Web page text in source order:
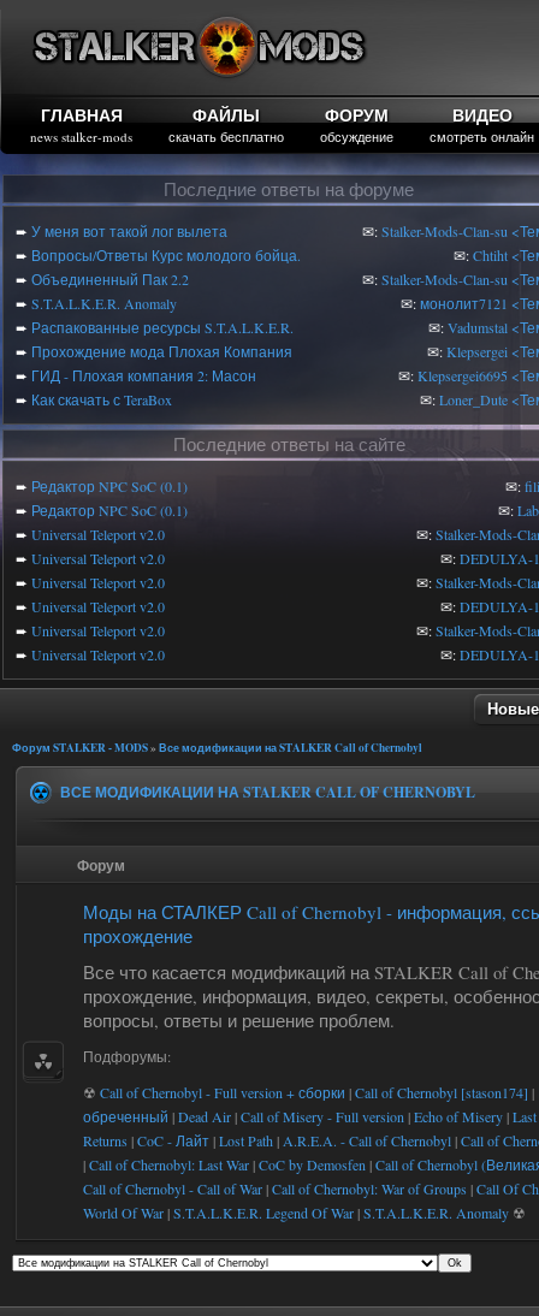
ГЛАВНАЯ
news stalker-mods
ФАЙЛЫ
скачать бесплатно
ФОРУМ
обсуждение
ВИДЕО
смотреть онлайн
Последние ответы на форуме
➨ У меня вот такой лог вылета ✉:Stalker-Mods-Clan-su
➨ Вопросы/Ответы Курс молодого бойца. ✉:Chtiht
➨ Объединенный Пак 2.2 ✉:Stalker-Mods-Clan-su
➨ S.T.A.L.K.E.R. Anomaly ✉:монолит7121
➨ Распакованные ресурсы S.T.A.L.K.E.R. ✉:Vadumstal
➨ Прохождение мода Плохая Компания ✉:Klepsergei
➨ ГИД - Плохая компания 2: Масон ✉:Klepsergei6695
➨ Как скачать с TeraBox ✉:Loner_Dute
Последние ответы на сайте
➨ Редактор NPC SoC (0.1) ✉:
➨ Редактор NPC SoC (0.1) ✉:
➨ Universal Teleport v2.0 ✉:Stalker-Mods-
➨ Universal Teleport v2.0 ✉:DEDULYA-
➨ Universal Teleport v2.0 ✉:Stalker-Mods-
➨ Universal Teleport v2.0 ✉:DEDULYA-
➨ Universal Teleport v2.0 ✉:Stalker-Mods-
➨ Universal Teleport v2.0 ✉:DEDULYA-
Форум STALKER - MODS» Все модификации на STALKER Call of Chernobyl
ВСЕ МОДИФИКАЦИИ НА STALKER CALL OF CHERNOBYL
Форум
Моды на СТАЛКЕР Call of Chernobyl - информация,
прохождение
Все что касается модификаций на STALKER Call of
прохождение, информация, видео, секреты,
вопросы, ответы и решение проблем.
Подфорумы:
☢ Call of Chernobyl - Full version + сборки |Call of Chernobyl [stason174] |
обреченный |Dead Air|Call of Misery - Full version |Echo of Misery|
Returns |CoC - Лайт|Lost Path | A.R.E.A. - Call of Chernobyl|Call of
|Call of Chernobyl: Last War|CoC by Demosfen |Call of Chernobyl
Call of Chernobyl - Call of War|Call of Chernobyl: War of Groups |Call Of
World Of War|S.T.A.L.K.E.R. Legend Of War|S.T.A.L.K.E.R. Anomaly ☢